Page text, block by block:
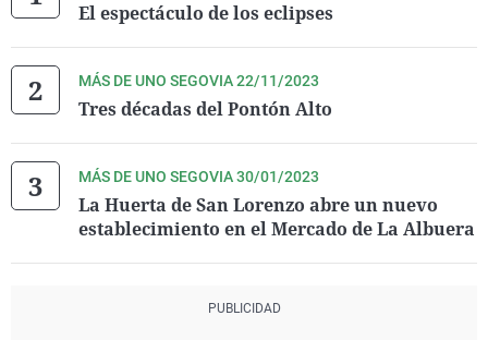
El espectáculo de los eclipses
MÁS DE UNO SEGOVIA 22/11/2023
Tres décadas del Pontón Alto
MÁS DE UNO SEGOVIA 30/01/2023
La Huerta de San Lorenzo abre un nuevo
establecimiento en el Mercado de La Albuera